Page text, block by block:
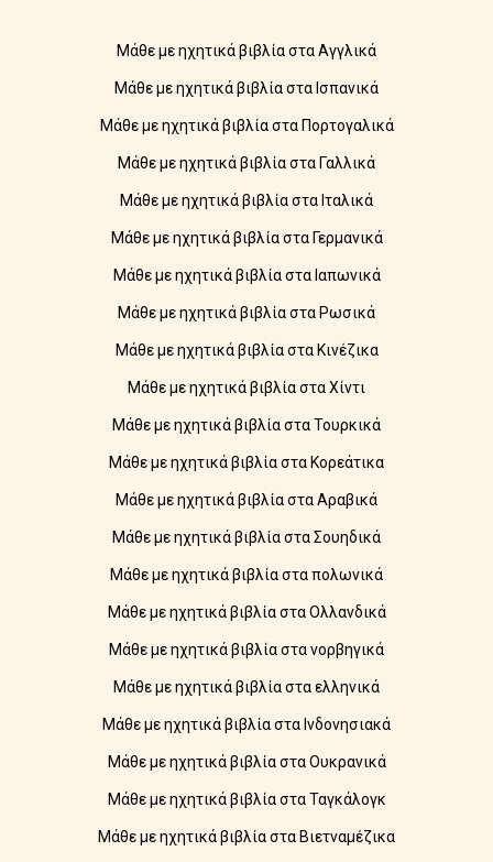
Μάθε με ηχητικά βιβλία στα Αγγλικά
Μάθε με ηχητικά βιβλία στα Ισπανικά
Μάθε με ηχητικά βιβλία στα Πορτογαλικά
Μάθε με ηχητικά βιβλία στα Γαλλικά
Μάθε με ηχητικά βιβλία στα Ιταλικά
Μάθε με ηχητικά βιβλία στα Γερμανικά
Μάθε με ηχητικά βιβλία στα Ιαπωνικά
Μάθε με ηχητικά βιβλία στα Ρωσικά
Μάθε με ηχητικά βιβλία στα Κινέζικα
Μάθε με ηχητικά βιβλία στα Χίντι
Μάθε με ηχητικά βιβλία στα Τουρκικά
Μάθε με ηχητικά βιβλία στα Κορεάτικα
Μάθε με ηχητικά βιβλία στα Αραβικά
Μάθε με ηχητικά βιβλία στα Σουηδικά
Μάθε με ηχητικά βιβλία στα πολωνικά
Μάθε με ηχητικά βιβλία στα Ολλανδικά
Μάθε με ηχητικά βιβλία στα νορβηγικά
Μάθε με ηχητικά βιβλία στα ελληνικά
Μάθε με ηχητικά βιβλία στα Ινδονησιακά
Μάθε με ηχητικά βιβλία στα Ουκρανικά
Μάθε με ηχητικά βιβλία στα Ταγκάλογκ
Μάθε με ηχητικά βιβλία στα Βιετναμέζικα